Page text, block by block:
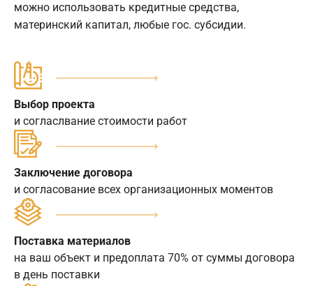
можно использовать кредитные средства,
материнский капитал, любые гос. субсидии.
Выбор проекта
и согласлвание стоимости работ
Заключение договора
и согласование всех организационных моментов
Поставка материалов
на ваш объект и предоплата 70% от суммы договора
в день поставки